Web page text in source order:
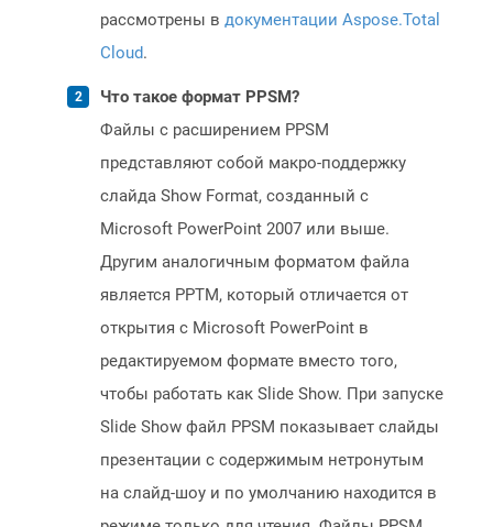
рассмотрены в документации Aspose.Total
Cloud.
Что такое формат PPSM?
Файлы с расширением PPSM
представляют собой макро-поддержку
слайда Show Format, созданный с
Microsoft PowerPoint 2007 или выше.
Другим аналогичным форматом файла
является PPTM, который отличается от
открытия с Microsoft PowerPoint в
редактируемом формате вместо того,
чтобы работать как Slide Show. При запуске
Slide Show файл PPSM показывает слайды
презентации с содержимым нетронутым
на слайд-шоу и по умолчанию находится в